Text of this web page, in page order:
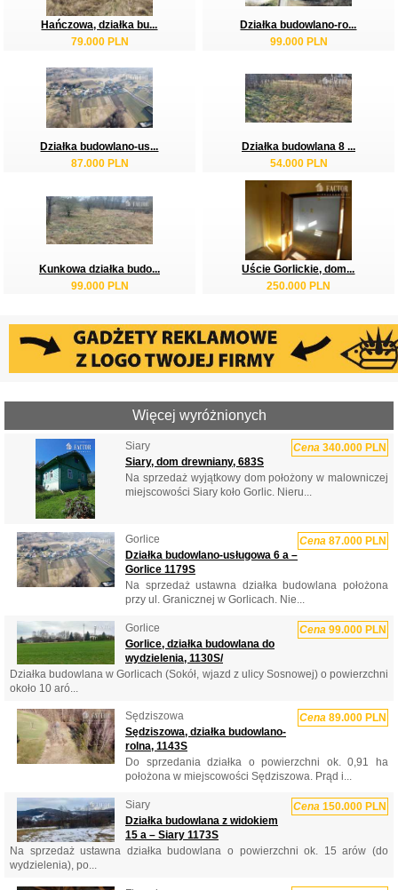
Hańczowa, działka bu...
79.000 PLN
Działka budowlano-ro...
99.000 PLN
Działka budowlano-us...
87.000 PLN
Działka budowlana 8 ...
54.000 PLN
Kunkowa działka budo...
99.000 PLN
Uście Gorlickie, dom...
250.000 PLN
Więcej wyróżnionych
Siary Cena 340.000 PLN
Siary, dom drewniany, 683S
Na sprzedaż wyjątkowy dom położony w malowniczej
miejscowości Siary koło Gorlic. Nieru...
Gorlice Cena 87.000 PLN
Działka budowlano-usługowa 6 a –
Gorlice 1179S
Na sprzedaż ustawna działka budowlana położona
przy ul. Granicznej w Gorlicach. Nie...
Gorlice Cena 99.000 PLN
Gorlice, działka budowlana do
wydzielenia, 1130S/
Działka budowlana w Gorlicach (Sokół, wjazd z ulicy Sosnowej) o powierzchni
około 10 aró...
Sędziszowa Cena 89.000 PLN
Sędziszowa, działka budowlano-
rolna, 1143S
Do sprzedania działka o powierzchni ok. 0,91 ha
położona w miejscowości Sędziszowa. Prąd i...
Siary Cena 150.000 PLN
Działka budowlana z widokiem
15 a – Siary 1173S
Na sprzedaż ustawna działka budowlana o powierzchni ok. 15 arów (do
wydzielenia), po...